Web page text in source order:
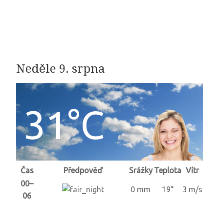
Neděle 9. srpna
31°C
Čas Předpověď Srážky Teplota Vítr
00–
06
0 mm 19° 3 m/s